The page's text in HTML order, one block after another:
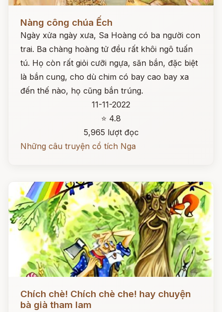
Nàng công chúa Ếch
Ngày xửa ngày xưa, Sa Hoàng có ba người con
trai. Ba chàng hoàng tử đều rất khôi ngô tuấn
tú. Họ còn rất giỏi cưỡi ngựa, săn bắn, đặc biệt
là bắn cung, cho dù chim có bay cao bay xa
đến thế nào, họ cũng bắn trúng.
11-11-2022
⭐ 4.8
5,965 lượt đọc
Những câu truyện cổ tích Nga
Chích chè! Chích chè che! hay chuyện
bà già tham lam